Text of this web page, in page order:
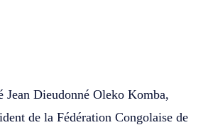
Jean Dieudonné Oleko Komba,
de la Fédération Congolaise de